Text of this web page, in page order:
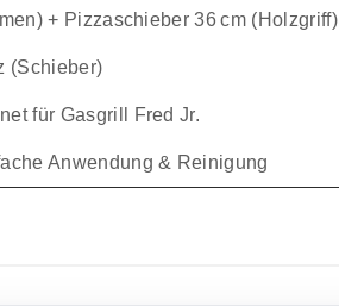
+ Pizzaschieber 36 cm (Holzgriff)
(Schieber)
für Gasgrill Fred Jr.
Anwendung & Reinigung